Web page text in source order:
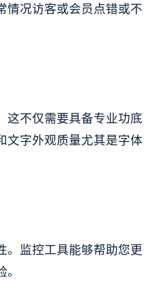
情况访客或会员点错或不
这不仅需要具备专业功底
文字外观质量尤其是字体
。监控工具能够帮助您更